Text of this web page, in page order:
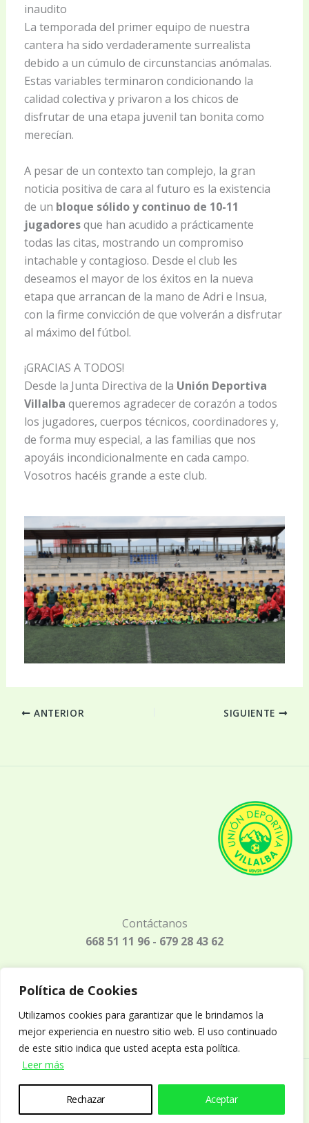
Política de Cookies
Utilizamos cookies para garantizar que le brindamos la
mejor experiencia en nuestro sitio web. El uso continuado
de este sitio indica que usted acepta esta política.
Leer más
Rechazar Aceptar
inaudito
La temporada del primer equipo de nuestra
cantera ha sido verdaderamente surrealista
debido a un cúmulo de circunstancias anómalas.
Estas variables terminaron condicionando la
calidad colectiva y privaron a los chicos de
disfrutar de una etapa juvenil tan bonita como
merecían.
A pesar de un contexto tan complejo, la gran
noticia positiva de cara al futuro es la existencia
de un bloque sólido y continuo de 10-11
jugadoresque han acudido a prácticamente
todas las citas, mostrando un compromiso
intachable y contagioso. Desde el club les
deseamos el mayor de los éxitos en la nueva
etapa que arrancan de la mano de Adri e Insua,
con la firme convicción de que volverán a disfrutar
al máximo del fútbol.
¡GRACIAS A TODOS!
Desde la Junta Directiva de la Unión Deportiva
Villalba queremos agradecer de corazón a todos
los jugadores, cuerpos técnicos, coordinadores y,
de forma muy especial, a las familias que nos
apoyáis incondicionalmente en cada campo.
Vosotros hacéis grande a este club.
ANTERIOR SIGUIENTE
Contáctanos
668 51 11 96 - 679 28 43 62
Aviso legal
Política de privacidad
Política de cookies
Página web desarrollada porShodo Marketing y
Eventos
Crear y Comunicar